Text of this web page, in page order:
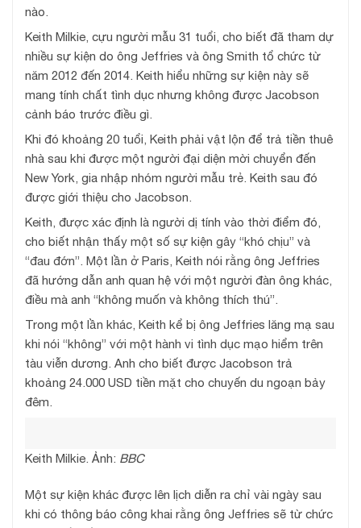
nào.
Keith Milkie, cựu người mẫu 31 tuổi, cho biết đã tham dự
nhiều sự kiện do ông Jeffries và ông Smith tổ chức từ
năm 2012 đến 2014. Keith hiểu những sự kiện này sẽ
mang tính chất tình dục nhưng không được Jacobson
cảnh báo trước điều gì.
Khi đó khoảng 20 tuổi, Keith phải vật lộn để trả tiền thuê
nhà sau khi được một người đại diện mời chuyển đến
New York, gia nhập nhóm người mẫu trẻ. Keith sau đó
được giới thiệu cho Jacobson.
Keith, được xác định là người dị tính vào thời điểm đó,
cho biết nhận thấy một số sự kiện gây “khó chịu” và
“đau đớn”. Một lần ở Paris, Keith nói rằng ông Jeffries
đã hướng dẫn anh quan hệ với một người đàn ông khác,
điều mà anh “không muốn và không thích thú”.
Trong một lần khác, Keith kể bị ông Jeffries lăng mạ sau
khi nói “không” với một hành vi tình dục mạo hiểm trên
tàu viễn dương. Anh cho biết được Jacobson trả
khoảng 24.000 USD tiền mặt cho chuyến du ngoạn bảy
đêm.
Keith Milkie. Ảnh: BBC
Một sự kiện khác được lên lịch diễn ra chỉ vài ngày sau
khi có thông báo công khai rằng ông Jeffries sẽ từ chức